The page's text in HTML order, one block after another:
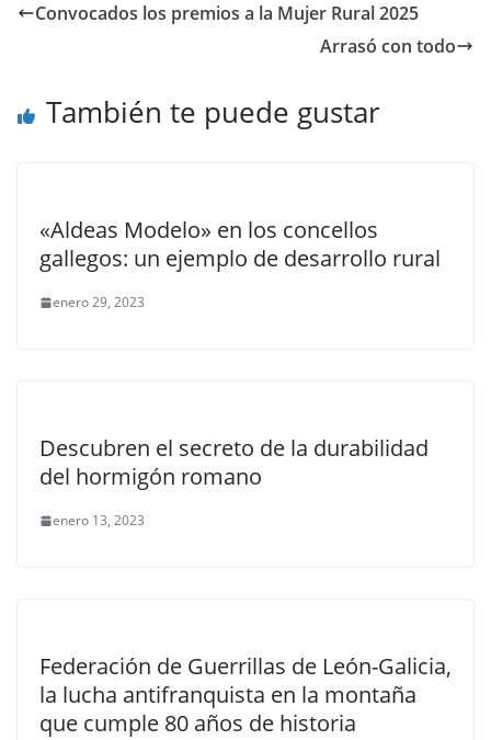
Convocados los premios a la Mujer Rural 2025
Arrasó con todo
También te puede gustar
«Aldeas Modelo» en los concellos
gallegos: un ejemplo de desarrollo rural
enero 29, 2023
Descubren el secreto de la durabilidad
del hormigón romano
enero 13, 2023
Federación de Guerrillas de León-Galicia,
la lucha antifranquista en la montaña
que cumple 80 años de historia